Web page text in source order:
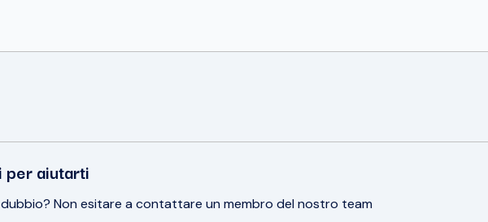
per aiutarti
dubbio? Non esitare a contattare un membro del nostro team